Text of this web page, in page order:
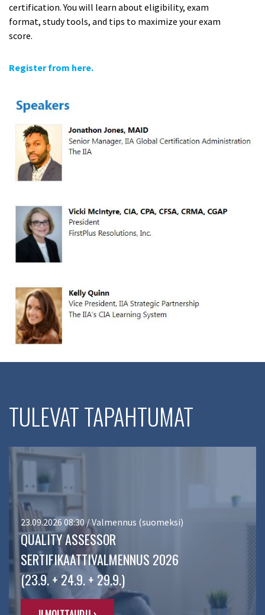
certification. You will learn about eligibility, exam
format, study tools, and tips to maximize your exam
score.
Register from here.
TULEVAT TAPAHTUMAT
23.09.2026 08:30 / Valmennus (suomeksi)
QUALITY ASSESSOR
SERTIFIKAATTIVALMENNUS 2026
(23.9. + 24.9. + 29.9.)